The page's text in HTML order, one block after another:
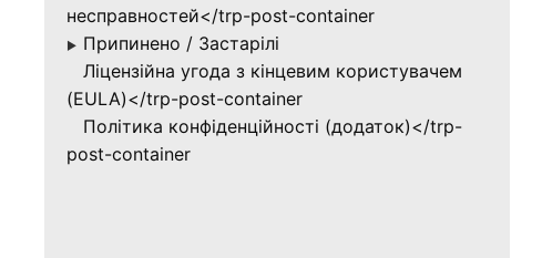
несправностей</trp-post-container
▶ Припинено / Застарілі
Ліцензійна угода з кінцевим користувачем
(EULA)</trp-post-container
Політика конфіденційності (додаток)</trp-
post-container